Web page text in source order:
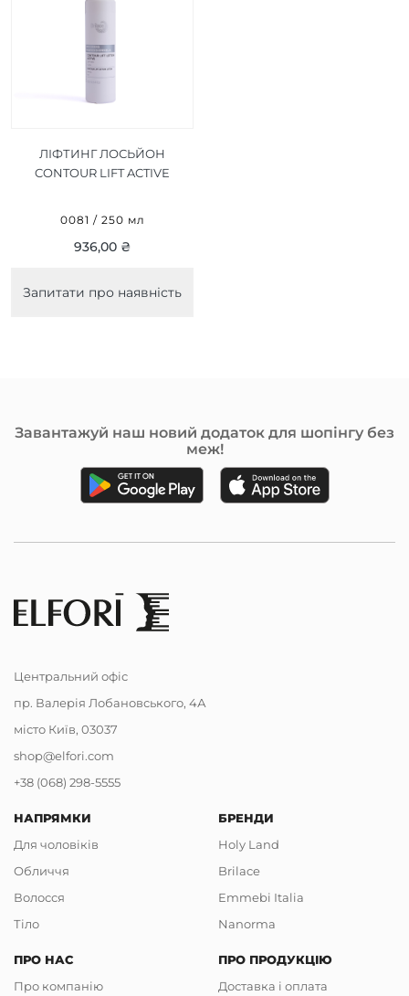
ЛІФТИНГ ЛОСЬЙОН
CONTOUR LIFT ACTIVE
0081 / 250 мл
936,00 ₴
Запитати про наявність
Завантажуй наш новий додаток для шопінгу без
меж!
Центральний офіс
пр. Валерія Лобановського, 4А
місто Київ, 03037
shop@elfori.com
+38 (068) 298-5555
НАПРЯМКИ
Для чоловіків
Обличчя
Волосся
Тіло
БРЕНДИ
Holy Land
Brilace
Emmebi Italia
Nanorma
ПРО НАС
Про компанію
ПРО ПРОДУКЦІЮ
Доставка і оплата